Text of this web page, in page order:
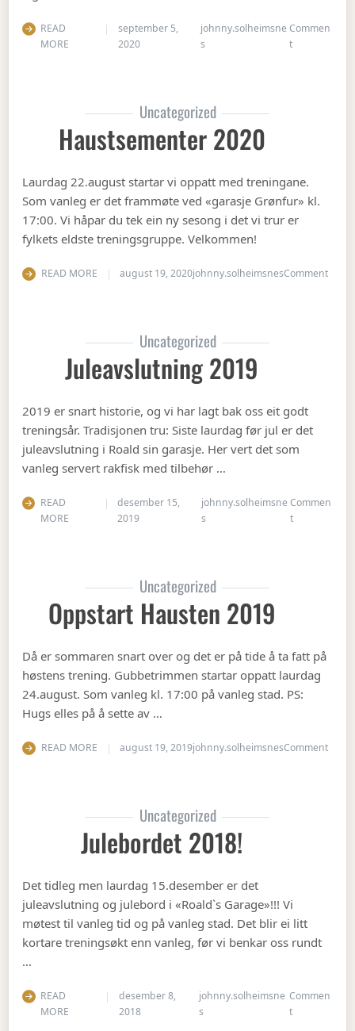
READ
MORE
september 5,
2020
johnny.solheimsne
s
Commen
ton Gubbetur
Uncategorized
Haustsementer 2020
Laurdag 22.august startar vi oppatt med treningane.
Som vanleg er det frammøte ved «garasje Grønfur» kl.
17:00. Vi håpar du tek ein ny sesong i det vi trur er
fylkets eldste treningsgruppe. Velkommen!
READ MORE august 19, 2020johnny.solheimsnesCommenton
Uncategorized
Juleavslutning 2019
2019 er snart historie, og vi har lagt bak oss eit godt
treningsår. Tradisjonen tru: Siste laurdag før jul er det
juleavslutning i Roald sin garasje. Her vert det som
vanleg servert rakfisk med tilbehør …
READ
MORE
desember 15,
2019
johnny.solheimsne
s
Commen
ton
Uncategorized
Oppstart Hausten 2019
Då er sommaren snart over og det er på tide å ta fatt på
høstens trening. Gubbetrimmen startar oppatt laurdag
24.august. Som vanleg kl. 17:00 på vanleg stad. PS:
Hugs elles på å sette av …
READ MORE august 19, 2019johnny.solheimsnesCommenton
Uncategorized
Julebordet 2018!
Det tidleg men laurdag 15.desember er det
juleavslutning og julebord i «Roald`s Garage»!!! Vi
møtest til vanleg tid og på vanleg stad. Det blir ei litt
kortare treningsøkt enn vanleg, før vi benkar oss rundt
…
READ
MORE
desember 8,
2018
johnny.solheimsne
s
Commen
ton Julebordet